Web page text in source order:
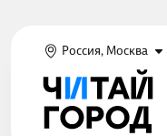
Россия, Москва